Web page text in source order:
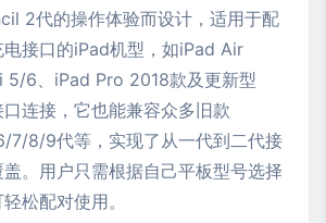
2代的操作体验而设计，适用于配
接口的iPad机型，如iPad Air
5/6、iPad Pro 2018款及更新型
连接，它也能兼容众多旧款
7/8/9代等，实现了从一代到二代接
。用户只需根据自己平板型号选择
松配对使用。